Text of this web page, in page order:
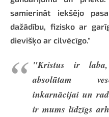
samierināt iekšējo
dažādību, fizisko ar
dievišķo ar cilvēcīgo."
"Kristus ir laba,
absolūtam
inkarnācijai un
ir mums līdzīgs